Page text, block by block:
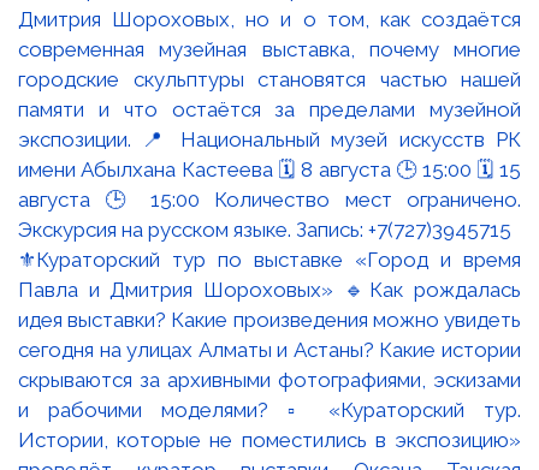
⚜️Кураторский тур по выставке «Город и время
Павла и Дмитрия Шороховых» 🔹Как рождалась
идея выставки? Какие произведения можно увидеть
сегодня на улицах Алматы и Астаны? Какие истории
скрываются за архивными фотографиями, эскизами
и рабочими моделями? ▫️ «Кураторский тур.
Истории, которые не поместились в экспозицию»